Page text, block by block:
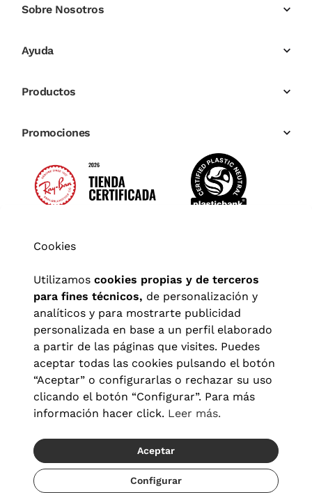
Recíbelo del 23/08 al 25/08
Sobre Nosotros
Ayuda
Productos
Promociones
Aviso legal| Política de privacidad Términos y condiciones
Política de cookies|Configuración de cookies
© 2026 Visionlab España
Cookies
Utilizamos cookies propias y de terceros
para fines técnicos, de personalización y
analíticos y para mostrarte publicidad
personalizada en base a un perfil elaborado
a partir de las páginas que visites. Puedes
aceptar todas las cookies pulsando el botón
“Aceptar” o configurarlas o rechazar su uso
clicando el botón “Configurar”. Para más
información hacer click. Leer más.
Aceptar
Configurar